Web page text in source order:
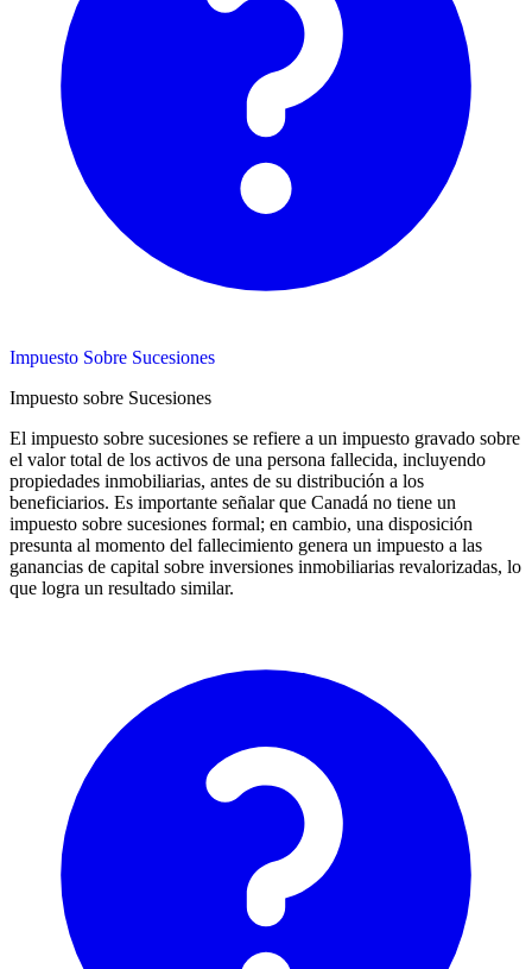
Impuesto Sobre Sucesiones
Impuesto sobre Sucesiones
El impuesto sobre sucesiones se refiere a un impuesto gravado sobre
el valor total de los activos de una persona fallecida, incluyendo
propiedades inmobiliarias, antes de su distribución a los
beneficiarios. Es importante señalar que Canadá no tiene un
impuesto sobre sucesiones formal; en cambio, una disposición
presunta al momento del fallecimiento genera un impuesto a las
ganancias de capital sobre inversiones inmobiliarias revalorizadas, lo
que logra un resultado similar.